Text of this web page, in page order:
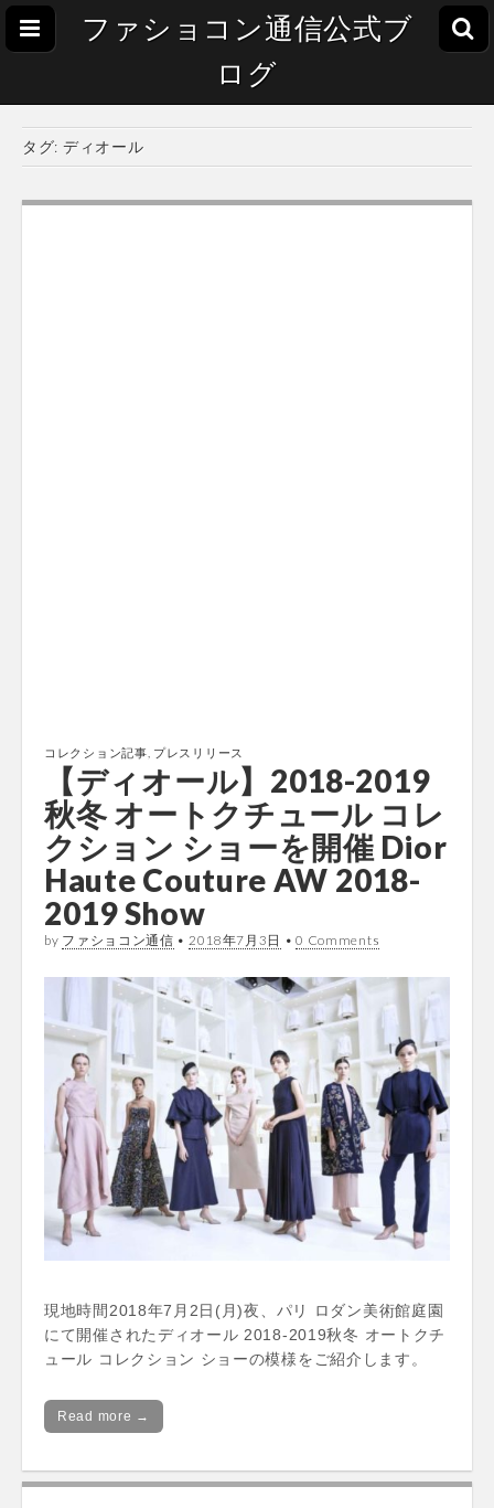
ファショコン通信公式ブ
ログ
タグ: ディオール
コレクション記事 プレスリリース
【ディオール】2018-2019
秋冬 オートクチュール コレ
クション ショーを開催 Dior
Haute Couture AW 2018-
2019 Show
by ファショコン通信 • 2018年7月3日 •0 Comments
現地時間2018年7月2日(月)夜、パリ ロダン美術館庭園
にて開催されたディオール 2018-2019秋冬 オートクチ
ュール コレクション ショーの模様をご紹介します。
Read more →